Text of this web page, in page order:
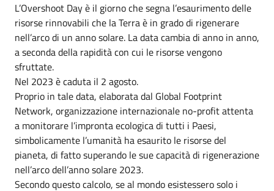
L’Overshoot Day è il giorno che segna l’esaurimento delle
risorse rinnovabili che la Terra è in grado di rigenerare
nell’arco di un anno solare. La data cambia di anno in anno,
a seconda della rapidità con cui le risorse vengono
sfruttate.
Nel 2023 è caduta il 2 agosto.
Proprio in tale data, elaborata dal Global Footprint
Network, organizzazione internazionale no-profit attenta
a monitorare l’impronta ecologica di tutti i Paesi,
simbolicamente l’umanità ha esaurito le risorse del
pianeta, di fatto superando le sue capacità di rigenerazione
nell’arco dell’anno solare 2023.
Secondo questo calcolo, se al mondo esistessero solo i